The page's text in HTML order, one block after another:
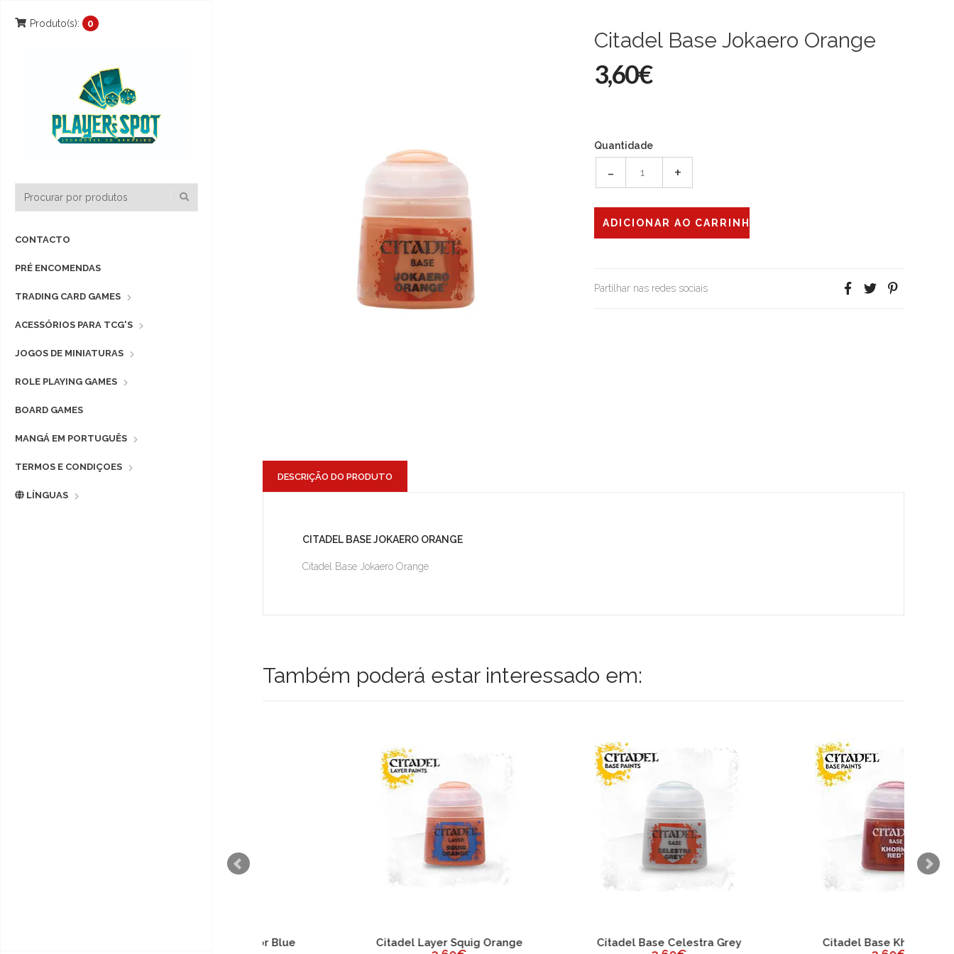
Produto(s): 0
CONTACTO
PRÉ ENCOMENDAS
TRADING CARD GAMES
ACESSÓRIOS PARA TCG'S
JOGOS DE MINIATURAS
ROLE PLAYING GAMES
BOARD GAMES
MANGÁ EM PORTUGUÊS
TERMOS E CONDIÇOES
LÍNGUAS
Citadel Base Jokaero Orange
3,60€
Quantidade
- +
Partilhar nas redes sociais
DESCRIÇÃO DO PRODUTO
CITADEL BASE JOKAERO ORANGE
Citadel Base Jokaero Orange
Também poderá estar interessado em:
Citadel Layer Squig Orange Citadel Base Celestra Grey Citadel Base Khorne Red